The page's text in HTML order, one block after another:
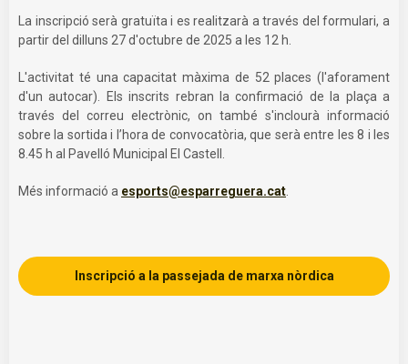
La inscripció serà gratuïta i es realitzarà a través del formulari, a
partir del dilluns 27 d'octubre de 2025 a les 12 h.
L'activitat té una capacitat màxima de 52 places (l'aforament
d'un autocar). Els inscrits rebran la confirmació de la plaça a
través del correu electrònic, on també s'inclourà informació
sobre la sortida i l’hora de convocatòria, que serà entre les 8 i les
8.45 h al Pavelló Municipal El Castell.
Més informació a esports@esparreguera.cat
Inscripció a la passejada de marxa nòrdica